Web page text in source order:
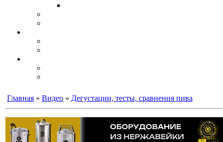
Главная » Видео » Дегустации, тесты, сравнения пива